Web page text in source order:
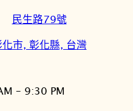
民生路79號
化市, 彰化縣, 台灣
– 9:30 PM